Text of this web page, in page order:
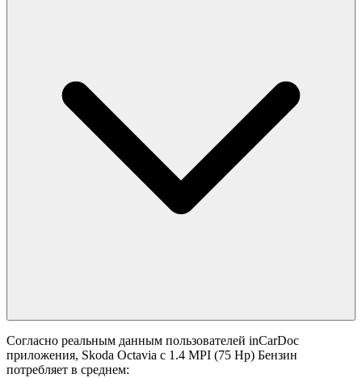
Согласно реальным данным пользователей inCarDoc
приложения, Skoda Octavia с 1.4 MPI (75 Hp) Бензин
потребляет в среднем: